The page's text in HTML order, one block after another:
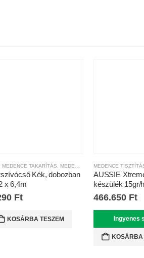
,PORSZÍVÓ FEJEK ÉS KEFÉK
MEDENCE TAKARÍTÁS MEDENCE TISZTÍTÁS ,
Kék, dobozban
x 6,4m
Ft
KOSÁRBA TESZEM
MEDENCE
AUSSIE
készülék 15gr/
466.650 Ft
Ingyenes
KOSÁRBA